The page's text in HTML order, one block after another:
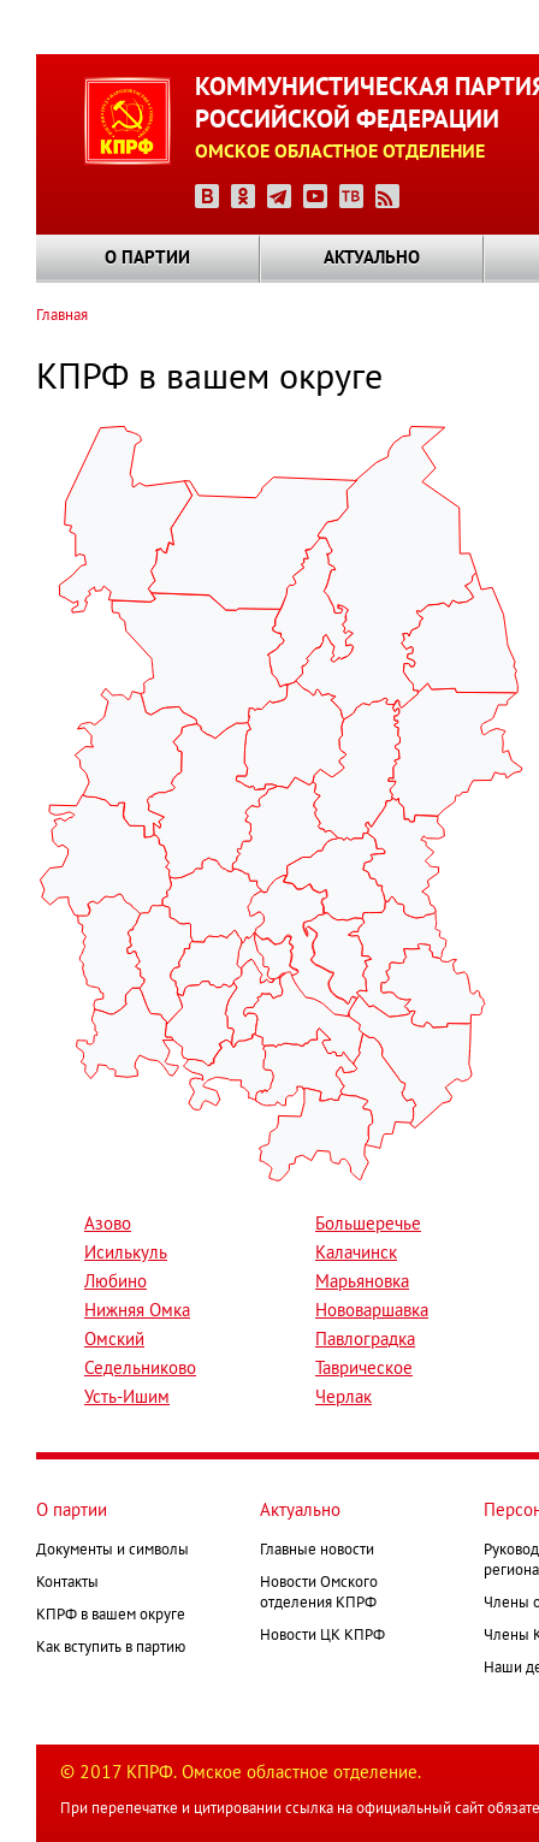
КОММУНИСТИЧЕСКАЯ
РОССИЙСКОЙ ФЕДЕРАЦИИ
ОМСКОЕ ОБЛАСТНОЕ ОТДЕЛЕНИЕ
О ПАРТИИ АКТУАЛЬНО
навигации
Главная
КПРФ в вашем округе
Азово
Большеречье
Исилькуль
Калачинск
Любино
Марьяновка
Нижняя Омка
Нововаршавка
Омский
Павлоградка
Седельниково
Таврическое
Усть-Ишим
Черлак
О партии
Документы и символы
Контакты
КПРФ в вашем округе
Как вступить в партию
Актуально
Главные новости
Новости Омского
отделения КПРФ
Новости ЦК КПРФ
Члены
Члены
Наши
© 2017 КПРФ. Омское областное отделение.
При перепечатке и цитировании ссылка на официальный сайт